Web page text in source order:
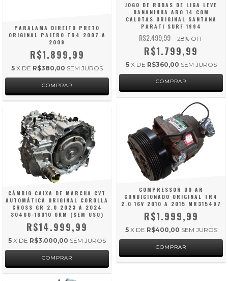
PARALAMA DIREITO PRETO
ORIGINAL PAJERO TR4 2007 A
2009
R$1.899,99
5 X DE R$380,00 SEM JUROS
JOGO DE RODAS DE LIGA LEVE
BANANINHA ARO 14 COM
CALOTAS ORIGINAL SANTANA
PARATI SURF 1994
R$2.499,99 28% OFF
R$1.799,99
5 X DE R$360,00 SEM JUROS
CÂMBIO CAIXA DE MARCHA CVT
AUTOMÁTICA ORIGINAL COROLLA
CROSS GR 2.0 2023 A 2024
30400-16010 0KM (SEM USO)
R$14.999,99
5 X DE R$3.000,00 SEM JUROS
COMPRESSOR DO AR
CONDICIONADO ORIGINAL TR4
2.0 16V 2010 A 2015 MR315497
R$1.999,99
5 X DE R$400,00 SEM JUROS